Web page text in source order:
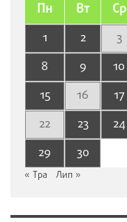
Пн Вт Ср
1 2 3
8
9 10
15
16 17
22
23 24
29
30
« Тра Лип »